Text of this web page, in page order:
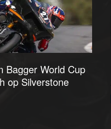
Bagger World Cup
op Silverstone